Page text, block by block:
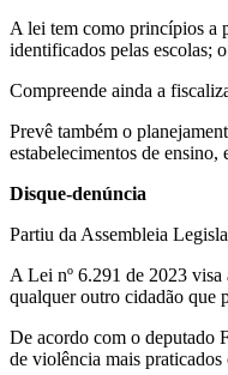
A lei tem como princípios a
identificados pelas escolas;
Compreende ainda a
Prevê também o
estabelecimentos de ensino,
Disque-denúncia
Partiu da Assembleia
A Lei nº 6.291 de 2023 visa
qualquer outro cidadão que
De acordo com o deputado
de violência mais praticados